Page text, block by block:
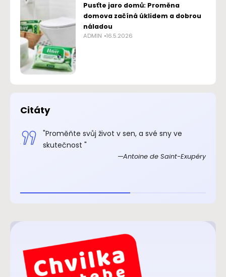
Pusťte jaro domů: Proměna
domova začíná úklidem a dobrou
náladou
ADMIN 16.5.2026
Citáty
"Proměňte svůj život v sen, a své sny ve
skutečnost "
Antoine de Saint-Exupéry